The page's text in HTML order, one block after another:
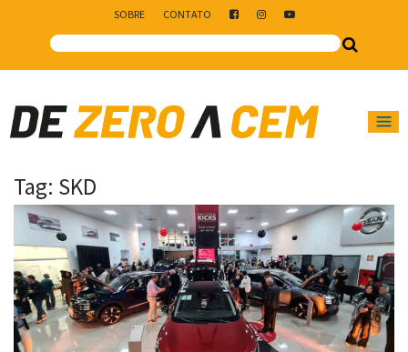
SOBRE CONTATO
Main Navigation
Tag: SKD